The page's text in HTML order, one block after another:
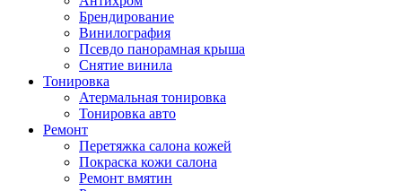
Брендирование
Винилография
Псевдо панорамная крыша
Снятие винила
Тонировка
Атермальная тонировка
Тонировка авто
Ремонт
Перетяжка салона кожей
Покраска кожи салона
Ремонт вмятин